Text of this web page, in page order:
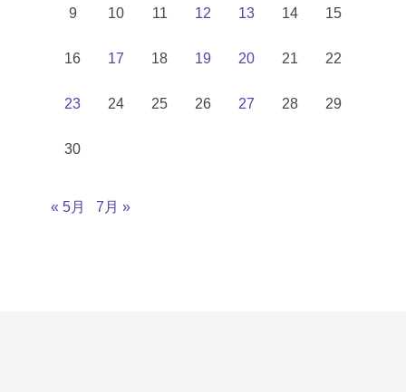
9 10 11 12 13 14 15
16 17 18 19 20 21 22
23 24 25 26 27 28 29
30
« 5月 7月 »